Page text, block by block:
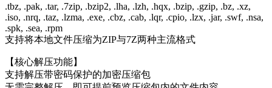
.tbz, .pak, .tar, .7zip, .bzip2, .lha, .lzh, .hqx, .bzip, .gzip, .bz, .xz,
.iso, .nrq, .taz, .lzma, .exe, .cbz, .cab, .lqr, .cpio, .lzx, .jar, .swf, .nsa,
.spk, .sea, .rpm
支持将本地文件压缩为ZIP与7Z两种主流格式
【核心解压功能】
支持解压带密码保护的加密压缩包